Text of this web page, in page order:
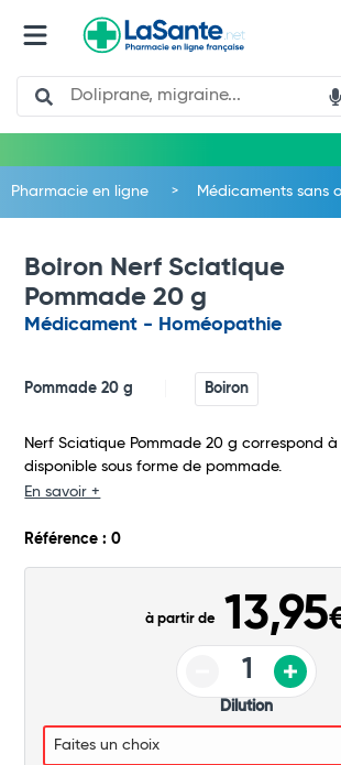
Search
Total
Pharmacie en ligne Médicaments sans
Boiron Nerf Sciatique
Pommade 20 g
Médicament - Homéopathie
Pommade 20 g Boiron
Nerf Sciatique Pommade 20 g correspond
disponible sous forme de pommade.
En savoir +
Référence : 0
à partir de 13,95
Dilution